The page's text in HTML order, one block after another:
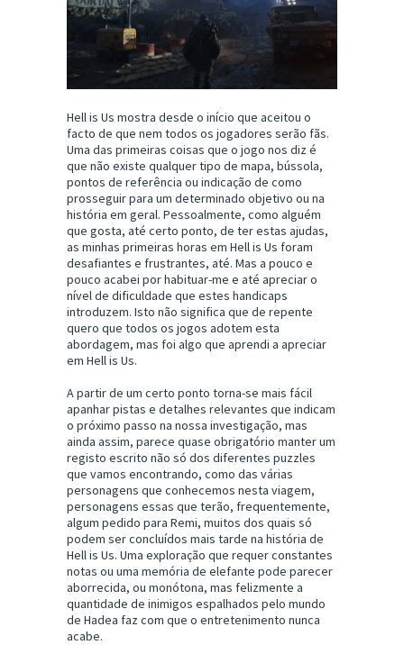
Hell is Us mostra desde o início que aceitou o
facto de que nem todos os jogadores serão fãs.
Uma das primeiras coisas que o jogo nos diz é
que não existe qualquer tipo de mapa, bússola,
pontos de referência ou indicação de como
prosseguir para um determinado objetivo ou na
história em geral. Pessoalmente, como alguém
que gosta, até certo ponto, de ter estas ajudas,
as minhas primeiras horas em Hell is Us foram
desafiantes e frustrantes, até. Mas a pouco e
pouco acabei por habituar-me e até apreciar o
nível de dificuldade que estes handicaps
introduzem. Isto não significa que de repente
quero que todos os jogos adotem esta
abordagem, mas foi algo que aprendi a apreciar
em Hell is Us.
A partir de um certo ponto torna-se mais fácil
apanhar pistas e detalhes relevantes que indicam
o próximo passo na nossa investigação, mas
ainda assim, parece quase obrigatório manter um
registo escrito não só dos diferentes puzzles
que vamos encontrando, como das várias
personagens que conhecemos nesta viagem,
personagens essas que terão, frequentemente,
algum pedido para Remi, muitos dos quais só
podem ser concluídos mais tarde na história de
Hell is Us. Uma exploração que requer constantes
notas ou uma memória de elefante pode parecer
aborrecida, ou monótona, mas felizmente a
quantidade de inimigos espalhados pelo mundo
de Hadea faz com que o entretenimento nunca
acabe.